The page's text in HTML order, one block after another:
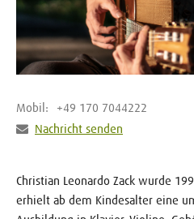
Mobil:
+49 170 7044222
Nachricht senden
Christian Leonardo Zack wurde
erhielt ab dem Kindesalter eine